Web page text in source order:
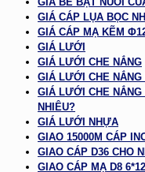
GIÁ CÁP LỤA BỌC
GIÁ CÁP MẠ KẼM
GIÁ LƯỚI
GIÁ LƯỚI CHE NẮNG
GIÁ LƯỚI CHE
GIÁ LƯỚI CHE
NHIÊU?
GIÁ LƯỚI NHỰA
GIAO 15000M CÁP
GIAO CÁP D36 CHO
GIAO CÁP MẠ D8